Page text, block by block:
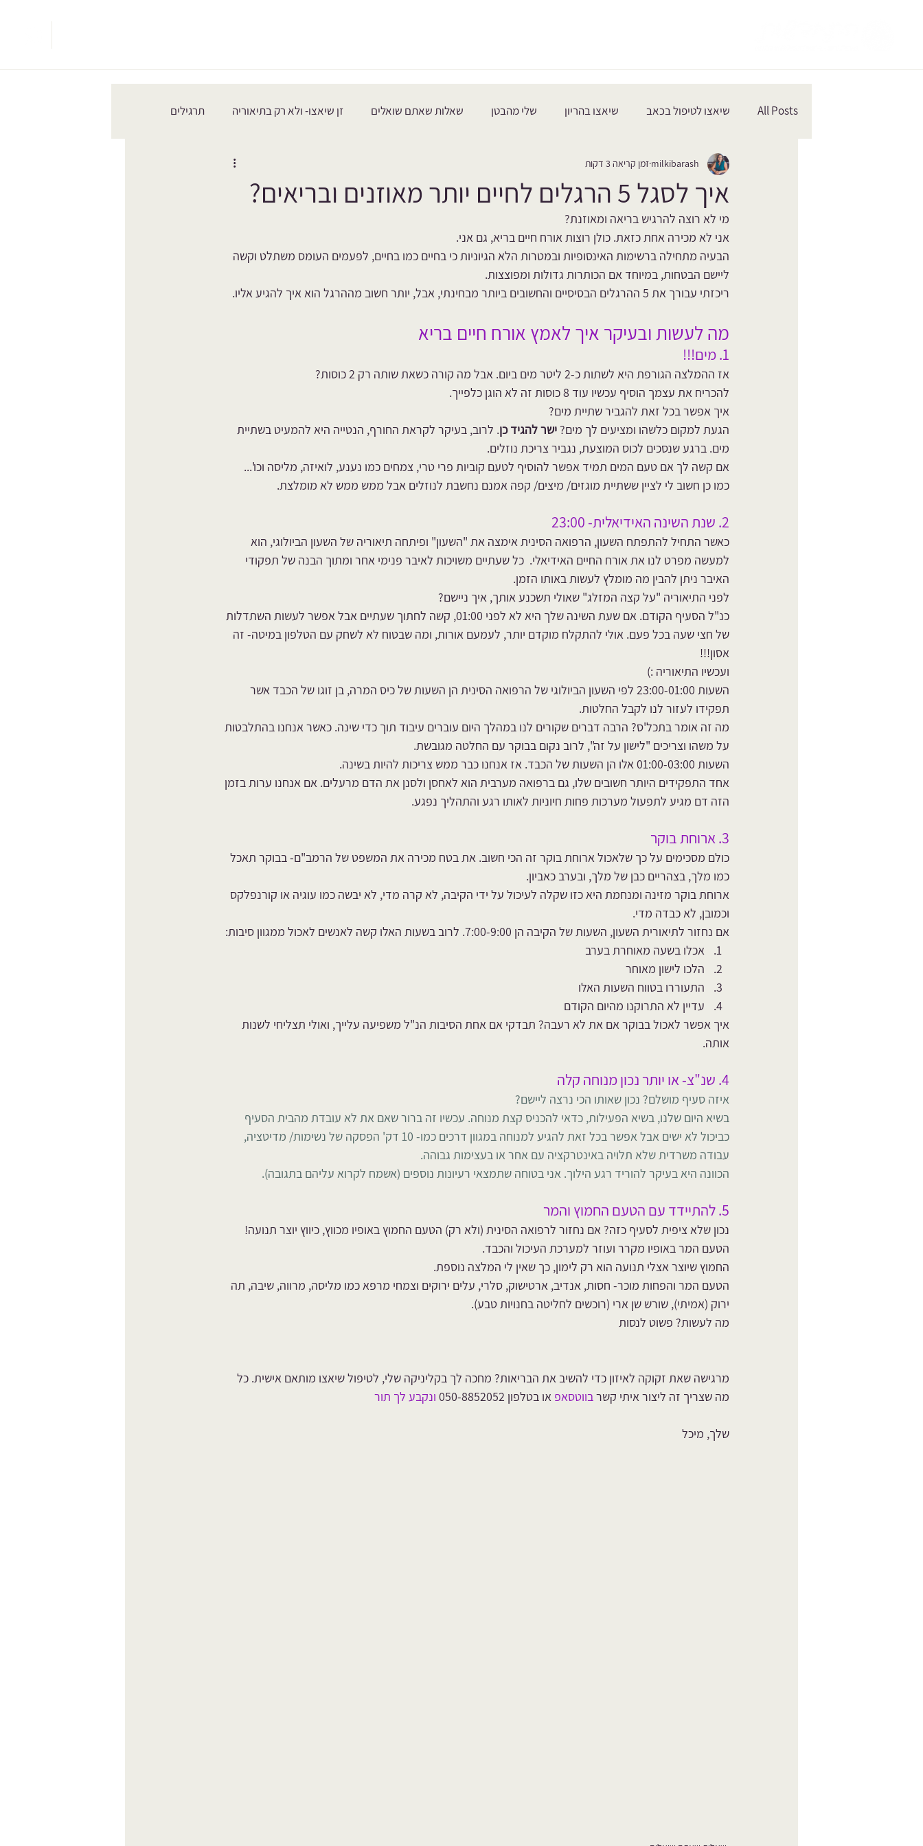
All Posts שיאצו לטיפול בכאב שיאצו בהריון שלי מהבטן שאלות שאתם שואלים זן שיאצו- ולא רק בתיאוריה תרגילים
רגעים קטנים מרחיבי לב
איך לסגל 5 הרגלים לחיים יותר מאוזנים ובריאים?
milkibarash זמן קריאה 3 דקות
מי לא רוצה להרגיש בריאה ומאוזנת?
אני לא מכירה אחת כזאת. כולן רוצות אורח חיים בריא, גם אני.
הבעיה מתחילה ברשימות האינסופיות ובמטרות הלא הגיוניות כי בחיים כמו בחיים, לפעמים העומס משתלט וקשה
ליישם הבטחות, במיוחד אם הכותרות גדולות ומפוצצות.
ריכזתי עבורך את 5 ההרגלים הבסיסיים והחשובים ביותר מבחינתי, אבל, יותר חשוב מההרגל הוא איך להגיע אליו.
מה לעשות ובעיקר איך לאמץ אורח חיים בריא
1. מים!!!
אז ההמלצה הגורפת היא לשתות כ-2 ליטר מים ביום. אבל מה קורה כשאת שותה רק 2 כוסות?
להכריח את עצמך הוסיף עכשיו עוד 8 כוסות זה לא הוגן כלפייך.
איך אפשר בכל זאת להגביר שתיית מים?
הגעת למקום כלשהו ומציעים לך מים? ישר להגיד כן. לרוב, בעיקר לקראת החורף, הנטייה היא להמעיט בשתיית
מים. ברגע שנסכים לכוס המוצעת, נגביר צריכת נוזלים.
אם קשה לך אם טעם המים תמיד אפשר להוסיף לטעם קוביות פרי טרי, צמחים כמו נענע, לואיזה, מליסה וכו'...
כמו כן חשוב לי לציין ששתיית מוגזים/ מיצים/ קפה אמנם נחשבת לנוזלים אבל ממש ממש לא מומלצת.
2. שנת השינה האידיאלית- 23:00
כאשר התחיל להתפתח השעון, הרפואה הסינית אימצה את "השעון" ופיתחה תיאוריה של השעון הביולוגי, הוא
למעשה מפרט לנו את אורח החיים האידיאלי.  כל שעתיים משויכות לאיבר פנימי אחר ומתוך הבנה של תפקודי
האיבר ניתן להבין מה מומלץ לעשות באותו הזמן.
לפני התיאוריה "על קצה המזלג" שאולי תשכנע אותך, איך ניישם?
כנ"ל הסעיף הקודם. אם שעת השינה שלך היא לא לפני 01:00, קשה לחתוך שעתיים אבל אפשר לעשות השתדלות
של חצי שעה בכל פעם. אולי להתקלח מוקדם יותר, לעמעם אורות, ומה שבטוח לא לשחק עם הטלפון במיטה- זה
אסון!!!
ועכשיו התיאוריה :)
השעות
23:00-01:00 לפי השעון הביולוגי של הרפואה הסינית הן השעות של כיס המרה, בן זוגו של הכבד אשר
תפקידו לעזור לנו לקבל החלטות.
מה זה אומר בתכל'ס? הרבה דברים שקורים לנו במהלך היום עוברים עיבוד תוך כדי שינה. כאשר אנחנו בהתלבטות
על משהו וצריכים "לישון על זה", לרוב נקום בבוקר עם החלטה מגובשת.
השעות 01:00-03:00 אלו הן השעות של הכבד. אז אנחנו כבר ממש צריכות להיות בשינה.
אחד התפקידים היותר חשובים שלו, גם ברפואה מערבית הוא לאחסן ולסנן את הדם מרעלים. אם אנחנו ערות בזמן
הזה דם מגיע לתפעול מערכות פחות חיוניות לאותו רגע והתהליך נפגע.
3. ארוחת בוקר
כולם מסכימים על כך שלאכול ארוחת בוקר זה הכי חשוב. את בטח מכירה את המשפט של הרמב"ם- בבוקר תאכל
כמו מלך, בצהריים כבן של מלך, ובערב כאביון.
ארוחת בוקר מזינה ומנחמת היא כזו שקלה לעיכול על ידי הקיבה, לא קרה מדי, לא יבשה כמו עוגיה או קורנפלקס
וכמובן, לא כבדה מדי.
אם נחזור לתיאורית השעון, השעות של הקיבה הן 7:00-9:00. לרוב בשעות האלו קשה לאנשים לאכול ממגוון סיבות:
אכלו בשעה מאוחרת בערב
הלכו לישון מאוחר
התעוררו בטווח השעות האלו
עדיין לא התרוקנו מהיום הקודם
איך אפשר לאכול בבוקר אם את לא רעבה? תבדקי אם אחת הסיבות הנ"ל משפיעה עלייך, ואולי תצליחי לשנות
אותה.
4. שנ"צ- או יותר נכון מנוחה קלה
איזה סעיף מושלם? נכון שאותו הכי נרצה ליישם?
בשיא היום שלנו, בשיא הפעילות, כדאי להכניס קצת מנוחה. עכשיו זה ברור שאם את לא עובדת מהבית הסעיף
כביכול לא ישים אבל אפשר בכל זאת להגיע למנוחה במגוון דרכים כמו- 10 דק' הפסקה של נשימות/ מדיטציה,
עבודה משרדית שלא תלויה באינטרקציה עם אחר או בעצימות גבוהה.
הכוונה היא בעיקר להוריד רגע הילוך. אני בטוחה שתמצאי רעיונות נוספים (אשמח לקרוא עליהם בתגובה).
5. להתיידד עם הטעם החמוץ והמר
נכון שלא ציפית לסעיף כזה? אם נחזור לרפואה הסינית (ולא רק) הטעם החמוץ באופיו מכווץ, כיווץ יוצר תנועה!
הטעם המר באופיו מקרר ועוזר למערכת העיכול והכבד.
החמוץ שיוצר אצלי תנועה הוא רק לימון, כך שאין לי המלצה נוספת.
הטעם המר והפחות מוכר- חסות, אנדיב, ארטישוק, סלרי, עלים ירוקים וצמחי מרפא כמו מליסה, מרווה, שיבה, תה
ירוק (אמיתי), שורש שן ארי (רוכשים לחליטה בחנויות טבע).
מה לעשות? פשוט לנסות
מרגישה שאת זקוקה לאיזון כדי להשיב את הבריאות? מחכה לך בקליניקה שלי, לטיפול שיאצו מותאם אישית. כל
מה שצריך זה ליצור איתי קשר בווטסאפ או בטלפון 050-8852052 ונקבע לך תור
שלך, מיכל